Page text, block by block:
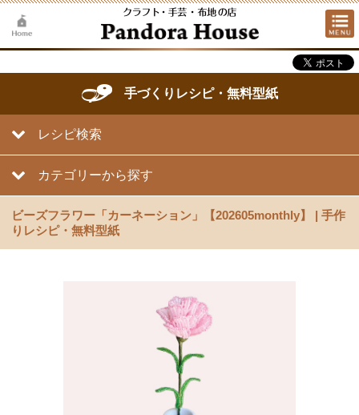
手づくりレシピ・無料型紙
レシピ検索
カテゴリーから探す
ビーズフラワー「カーネーション」【202605monthly】 | 手作
りレシピ・無料型紙